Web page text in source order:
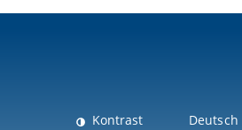
Kontrast Deutsch